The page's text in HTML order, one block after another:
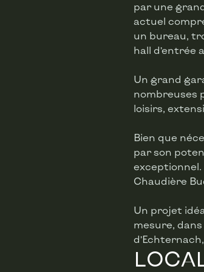
par une
actuel
un bureau,
hall d’entrée
Un grand
nombreuses
loisirs,
Bien que
par son
exceptionnel.
Chaudière
Un projet
mesure,